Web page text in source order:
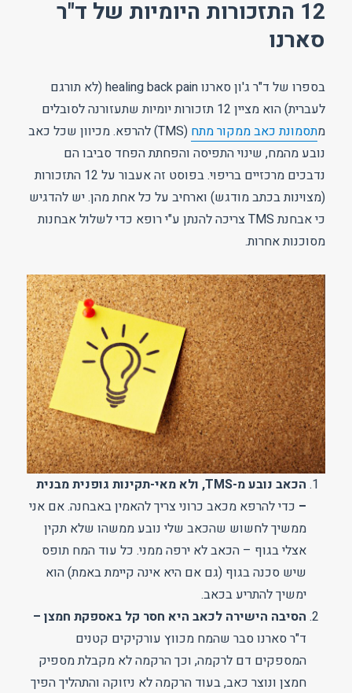
12 התזכורות היומיות של ד"ר
סארנו
בספרו של ד"ר ג'ון סארנו healing back pain (לא תורגם
לעברית) הוא מציין 12 תזכורות יומיות שתעזורנה לסובלים
מתסמונת כאב ממקור מתח
(TMS) להרפא. מכיוון שכל כאב
נובע מהמח, שינוי התפיסה והפחתת הפחד סביבו הם
נדבכים מרכזיים בריפוי. בפוסט זה אעבור על 12 התזכורות
(מצוינות בכתב מודגש) וארחיב על כל אחת מהן. יש להדגיש
כי אבחנת TMS צריכה להנתן ע"י רופא כדי לשלול אבחנות
מסוכנות אחרות.
הכאב נובע מ-TMS, ולא מאי-תקינות גופנית מבנית
– כדי להרפא מכאב כרוני צריך להאמין באבחנה. אם אני
ממשיך לחשוש שהכאב שלי נובע ממשהו שלא תקין
אצלי בגוף – הכאב לא ירפה ממני. כל עוד המח תופס
שיש סכנה בגוף (גם אם היא אינה קיימת באמת) הוא
ימשיך להתריע בכאב.
הסיבה הישירה לכאב היא חסר קל באספקת חמצן –
ד"ר סארנו סבר שהמח מכווץ עורקיקים קטנים
המספקים דם לרקמה, וכך הרקמה לא מקבלת מספיק
חמצן ונוצר כאב, בעוד הרקמה לא ניזוקה והתהליך הפיך